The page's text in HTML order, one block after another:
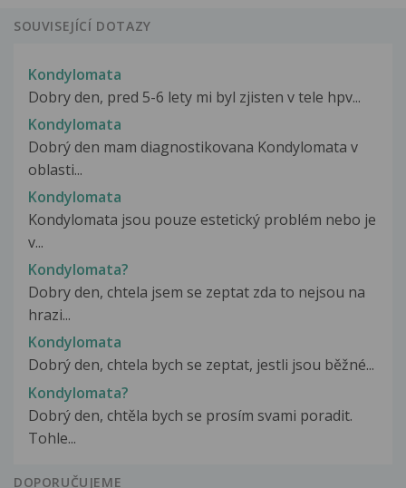
SOUVISEJÍCÍ DOTAZY
Kondylomata
Dobry den, pred 5-6 lety mi byl zjisten v tele hpv...
Kondylomata
Dobrý den mam diagnostikovana Kondylomata v
oblasti...
Kondylomata
Kondylomata jsou pouze estetický problém nebo je
v...
Kondylomata?
Dobry den, chtela jsem se zeptat zda to nejsou na
hrazi...
Kondylomata
Dobrý den, chtela bych se zeptat, jestli jsou běžné...
Kondylomata?
Dobrý den, chtěla bych se prosím svami poradit.
Tohle...
DOPORUČUJEME